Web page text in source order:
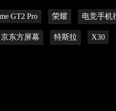
GT2 Pro 荣耀 电竞手机
京东方屏幕 特斯拉 X30